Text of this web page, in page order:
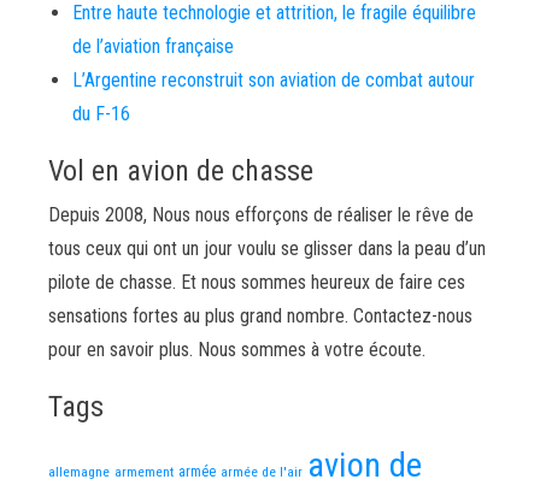
Entre haute technologie et attrition, le fragile équilibre
de l’aviation française
L’Argentine reconstruit son aviation de combat autour
du F-16
Vol en avion de chasse
Depuis 2008, Nous nous efforçons de réaliser le rêve de
tous ceux qui ont un jour voulu se glisser dans la peau d’un
pilote de chasse. Et nous sommes heureux de faire ces
sensations fortes au plus grand nombre. Contactez-nous
pour en savoir plus. Nous sommes à votre écoute.
Tags
allemagne armement armée armée de l'air avion de